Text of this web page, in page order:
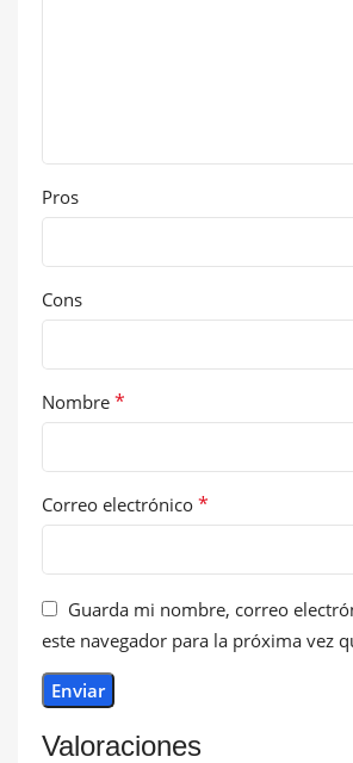
Valoraciones
Pros
Cons
Nombre *
Correo electrónico *
Guarda mi nombre, correo
este navegador para la próxima vez